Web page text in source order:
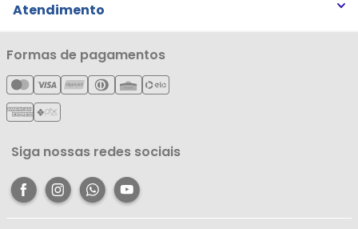
Notícias
Cartão Líderzan
Trocas e Devoluções
Política de Privacidade
Política de Entrega
Política de Reembolso
Atendimento
Minha Conta
Meus Pedidos
Meus Favoritos
Central de Atendimento
Formas de pagamentos
Siga nossas redes sociais